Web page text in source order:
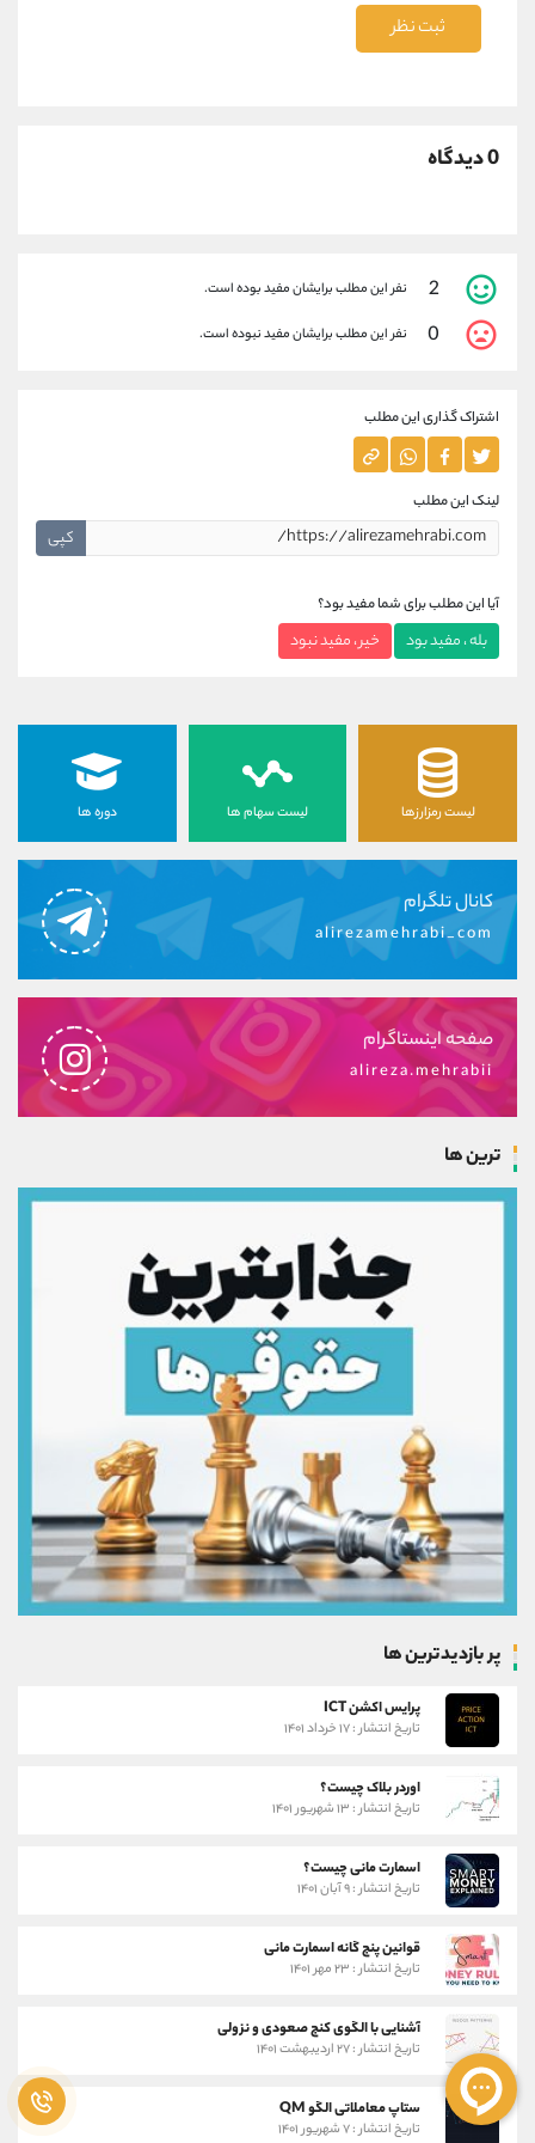
ثبت نظر
0 دیدگاه
2 نفر این مطلب برایشان مفید بوده است.
0 نفر این مطلب برایشان مفید نبوده است.
اشتراک گذاری این مطلب
لینک این مطلب
کپی
آیا این مطلب برای شما مفید بود؟
بله ، مفید بود خیر ، مفید نبود
لیست رمزارزها لیست سهام ها دوره ها
کانال تلگرام
alirezamehrabi_com
صفحه اینستاگرام
alireza.mehrabii
ترین ها
پر بازدیدترین ها
پرایس اکشن ICT
تاریخ انتشار : ۱۷ خرداد ۱۴۰۱
اوردر بلاک چیست؟
تاریخ انتشار : ۱۳ شهریور ۱۴۰۱
اسمارت مانی چیست؟
تاریخ انتشار : ۹ آبان ۱۴۰۱
قوانین پنج گانه اسمارت مانی
تاریخ انتشار : ۲۳ مهر ۱۴۰۱
آشنایی با الگوی کنج صعودی و نزولی
تاریخ انتشار : ۲۷ اردیبهشت ۱۴۰۱
ستاپ معاملاتی الگو QM
تاریخ انتشار : ۷ شهریور ۱۴۰۱